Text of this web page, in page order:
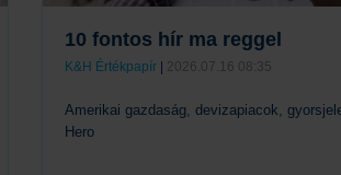
10 fontos hír ma reggel
K&H Értékpapír | 2026.07.16 08:35
Amerikai gazdaság, devizapiacok,
Hero